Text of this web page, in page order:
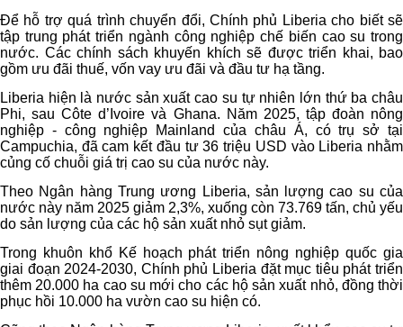
Để hỗ trợ quá trình chuyển đổi, Chính phủ Liberia cho biết sẽ
tập trung phát triển ngành công nghiệp chế biến cao su trong
nước. Các chính sách khuyến khích sẽ được triển khai, bao
gồm ưu đãi thuế, vốn vay ưu đãi và đầu tư hạ tầng.
Liberia hiện là nước sản xuất cao su tự nhiên lớn thứ ba châu
Phi, sau Côte d’Ivoire và Ghana. Năm 2025, tập đoàn nông
nghiệp - công nghiệp Mainland của châu Á, có trụ sở tại
Campuchia, đã cam kết đầu tư 36 triệu USD vào Liberia nhằm
củng cố chuỗi giá trị cao su của nước này.
Theo Ngân hàng Trung ương Liberia, sản lượng cao su của
nước này năm 2025 giảm 2,3%, xuống còn 73.769 tấn, chủ yếu
do sản lượng của các hộ sản xuất nhỏ sụt giảm.
Trong khuôn khổ Kế hoạch phát triển nông nghiệp quốc gia
giai đoạn 2024-2030, Chính phủ Liberia đặt mục tiêu phát triển
thêm 20.000 ha cao su mới cho các hộ sản xuất nhỏ, đồng thời
phục hồi 10.000 ha vườn cao su hiện có.